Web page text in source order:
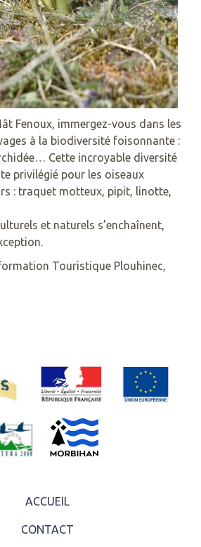
Fenoux, immergez-vous dans les
à la biodiversité foisonnante :
Cette incroyable diversité
privilégié pour les oiseaux
: traquet motteux, pipit, linotte,
et naturels s’enchaînent,
Touristique Plouhinec,
ACCUEIL
CONTACT